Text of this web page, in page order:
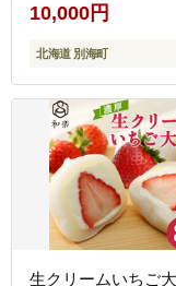
10,000円
北海道 別海町
生クリームいちご